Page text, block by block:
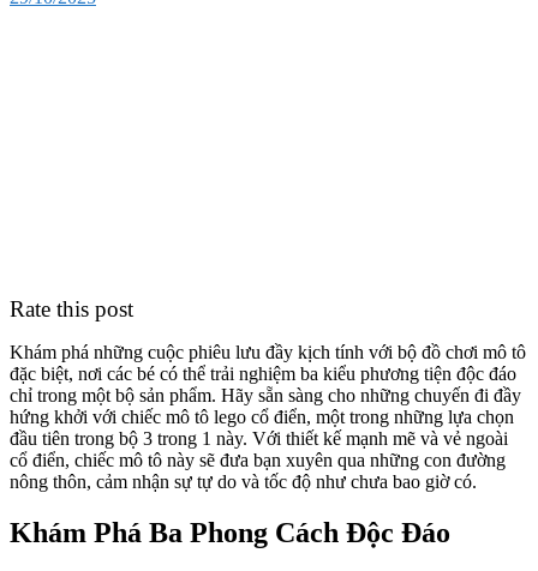
Rate this post
Khám phá những cuộc phiêu lưu đầy kịch tính với bộ đồ chơi mô tô
đặc biệt, nơi các bé có thể trải nghiệm ba kiểu phương tiện độc đáo
chỉ trong một bộ sản phẩm. Hãy sẵn sàng cho những chuyến đi đầy
hứng khởi với chiếc mô tô lego cổ điển, một trong những lựa chọn
đầu tiên trong bộ 3 trong 1 này. Với thiết kế mạnh mẽ và vẻ ngoài
cổ điển, chiếc mô tô này sẽ đưa bạn xuyên qua những con đường
nông thôn, cảm nhận sự tự do và tốc độ như chưa bao giờ có.
Khám Phá Ba Phong Cách Độc Đáo